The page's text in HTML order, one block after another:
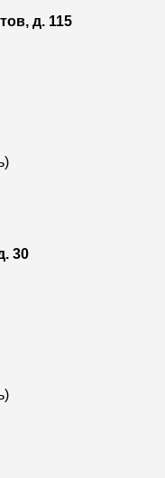
27 м²
д. 115
30